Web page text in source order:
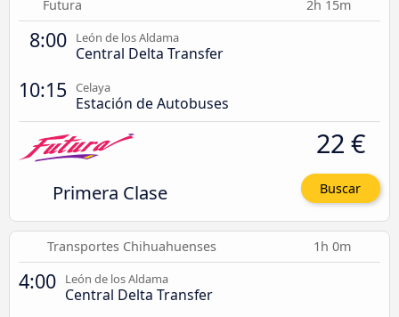
Futura 2h 15m
8:00 León de los Aldama
Central Delta Transfer
10:15 Celaya
Estación de Autobuses
Primera Clase
22 €
Buscar
Transportes Chihuahuenses 1h 0m
4:00 León de los Aldama
Central Delta Transfer